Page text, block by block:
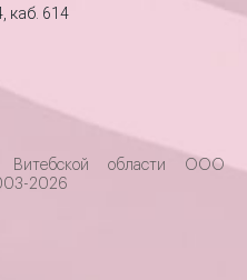
каб. 614
области ООО
2026